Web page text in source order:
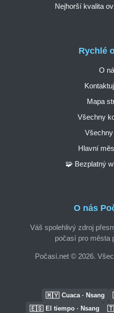
O nás
Váš spolehlivý zdroj
počasí pro města
Počasí.net © 2026.
Rychlé
O
Mapa
Všechny
Hlavní
🧩 Bezplatný
Nejhorší kvalita
🇲🇾 Cuaca · Nsang
🇪🇸 El tiempo · Nsang